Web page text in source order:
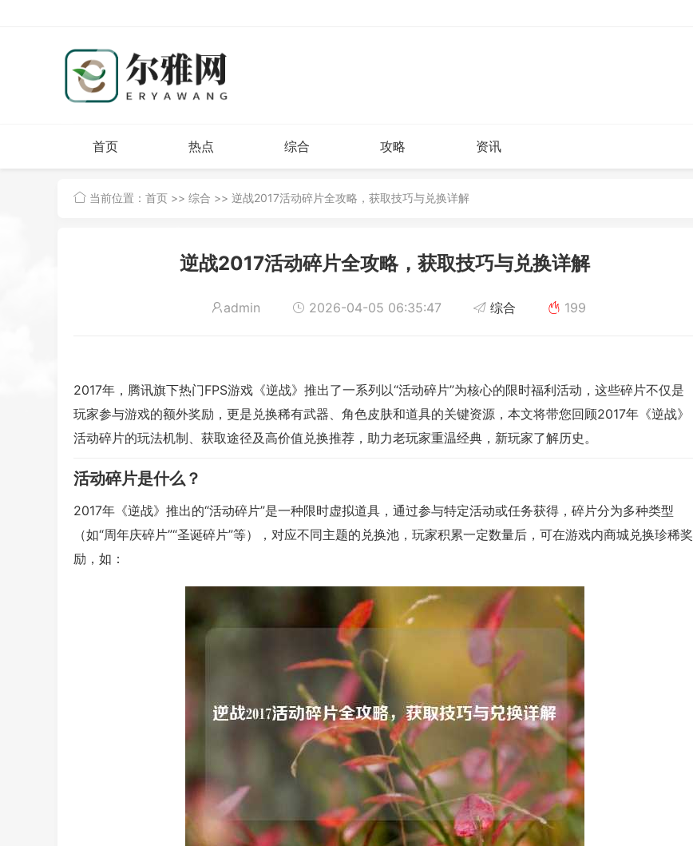
首页 热点 综合 攻略 资讯
当前位置： 首页 >> 综合 >> 逆战2017活动碎片全攻略，获取技巧与兑换详解
逆战2017活动碎片全攻略，获取技巧与兑换详解
admin 2026-04-05 06:35:47 综合 199
2017年，腾讯旗下热门FPS游戏《逆战》推出了一系列以“活动碎片”为核心的限时福利活动，这些碎片不仅是
玩家参与游戏的额外奖励，更是兑换稀有武器、角色皮肤和道具的关键资源，本文将带您回顾2017年《逆战》
活动碎片的玩法机制、获取途径及高价值兑换推荐，助力老玩家重温经典，新玩家了解历史。
活动碎片是什么？
2017年《逆战》推出的“活动碎片”是一种限时虚拟道具，通过参与特定活动或任务获得，碎片分为多种类型
（如“周年庆碎片”“圣诞碎片”等），对应不同主题的兑换池，玩家积累一定数量后，可在游戏内商城兑换珍稀奖
励，如：